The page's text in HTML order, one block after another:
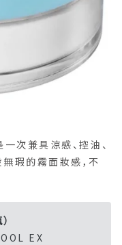
一次兼具涼感、控油、
瑕的霧面妝感，不
EX